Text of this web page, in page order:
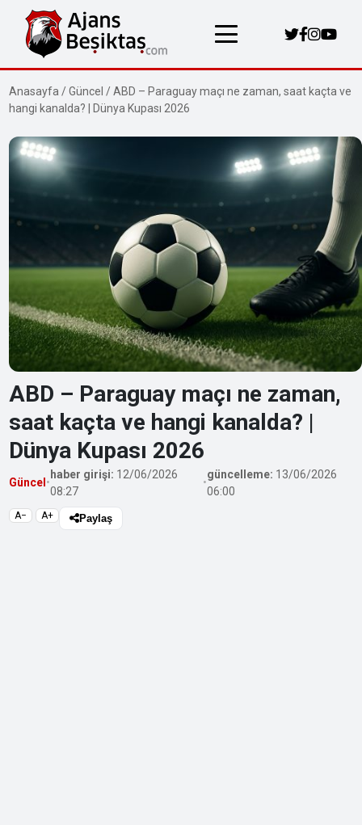
Anasayfa /Güncel /ABD – Paraguay maçı ne zaman, saat kaçta ve
hangi kanalda? | Dünya Kupası 2026
ABD – Paraguay maçı ne zaman,
saat kaçta ve hangi kanalda? |
Dünya Kupası 2026
Güncel •
haber girişi: 12/06/2026
08:27
•
güncelleme: 13/06/2026
06:00
A− A+ Paylaş